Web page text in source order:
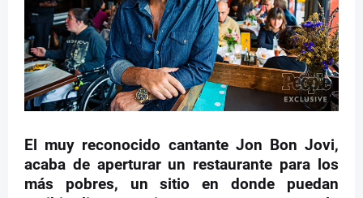
El muy reconocido cantante Jon Bon Jovi,
acaba de aperturar un restaurante para los
más pobres, un sitio en donde puedan